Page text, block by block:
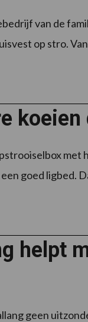
van de
op stro.
met
goed ligbed.
helpt
geen